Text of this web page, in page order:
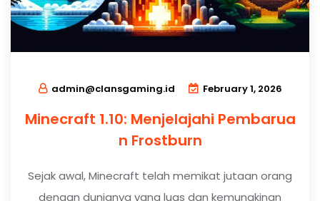
admin@clansgaming.id February 1, 2026
Minecraft 1.10: Menjelajahi Pembarua
n Frostburn
Sejak awal, Minecraft telah memikat jutaan orang
dengan dunianya yang luas dan kemungkinan